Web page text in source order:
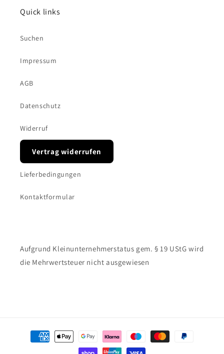
Quick links
Suchen
Impressum
AGB
Datenschutz
Widerruf
Vertrag widerrufen
Lieferbedingungen
Kontaktformular
Aufgrund Kleinunternehmerstatus gem. § 19 UStG wird
die Mehrwertsteuer nicht ausgewiesen
Zahlungsmethoden